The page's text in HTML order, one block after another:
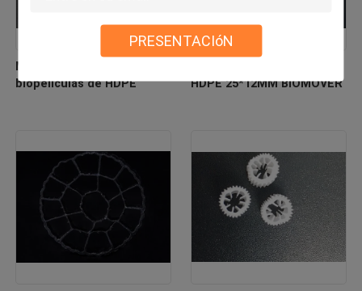
PRESENTACIóN
Medios de filtración de
biopelículas de HDPE
HDPE 25*12MM BIOMOVER